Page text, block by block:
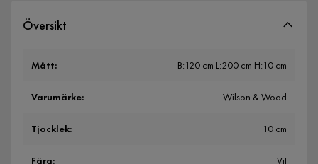
Översikt
Mått: B:120 cm L:200 cm H:10 cm
Varumärke: Wilson & Wood
Tjocklek: 10 cm
Färg: Vit